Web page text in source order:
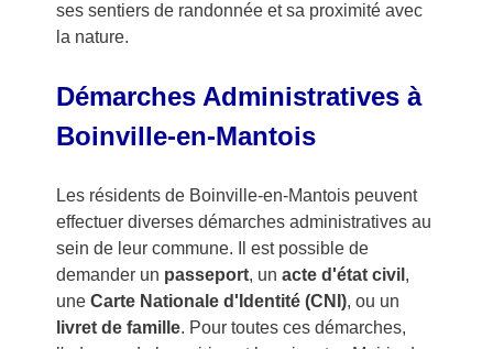
ses sentiers de randonnée et sa proximité avec
la nature.
Démarches Administratives à
Boinville-en-Mantois
Les résidents de Boinville-en-Mantois peuvent
effectuer diverses démarches administratives au
sein de leur commune. Il est possible de
demander un passeport, un acte d'état civil ,
une Carte Nationale d'Identité (CNI), ou un
livret de famille. Pour toutes ces démarches,